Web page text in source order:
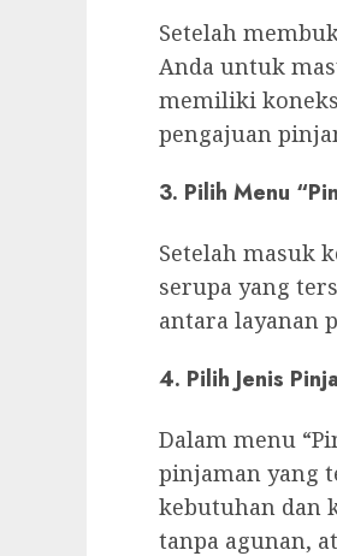
Setelah
Anda untuk
memiliki
pengajuan
3. Pilih Menu
Setelah masuk
serupa yang
antara layanan
4. Pilih Jenis
Dalam menu
pinjaman yang
kebutuhan dan
tanpa agunan,